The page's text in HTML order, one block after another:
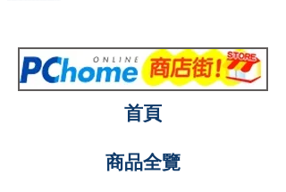
首頁
商品全覽